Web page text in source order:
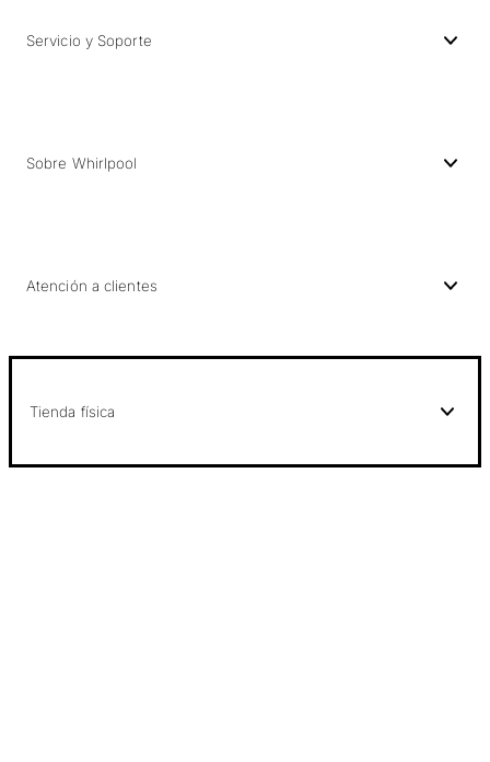
Servicio y Soporte
Sobre Whirlpool
Atención a clientes
Tienda física